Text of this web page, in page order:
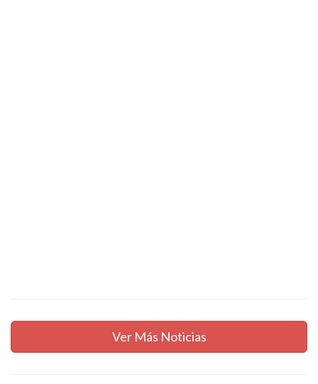
Ver Más Noticias